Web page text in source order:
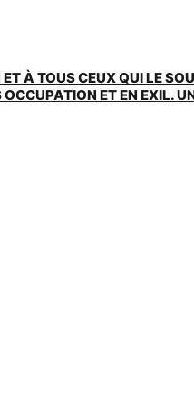
À TOUS CEUX QUI LE
ET EN EXIL.